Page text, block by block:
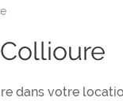
dans votre